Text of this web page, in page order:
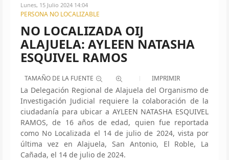
Lunes, 15 Julio 2024 14:04
PERSONA NO LOCALIZABLE
NO LOCALIZADA OIJ
ALAJUELA: AYLEEN NATASHA
ESQUIVEL RAMOS
TAMAÑO DE LA FUENTE IMPRIMIR
La Delegación Regional de Alajuela del Organismo de
Investigación Judicial requiere la colaboración de la
ciudadanía para ubicar a AYLEEN NATASHA ESQUIVEL
RAMOS, de 16 años de edad, quien fue reportada
como No Localizada el 14 de julio de 2024, vista por
última vez en Alajuela, San Antonio, El Roble, La
Cañada, el 14 de julio de 2024.